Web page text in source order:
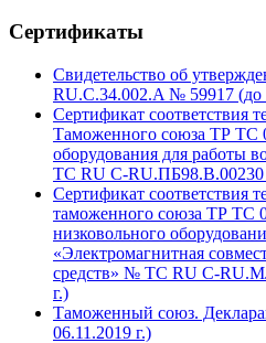
Сертификаты
Свидетельство об
RU.C.34.002.A № 59917 (до
Сертификат соответствия
Таможенного союза ТР ТС
оборудования для работы
ТС RU С-RU.ПБ98.В.00230
Сертификат соответствия
таможенного союза ТР ТС
низковольного
«Электромагнитная
средств» № TC RU C-
г.)
Таможенный союз.
06.11.2019 г.)